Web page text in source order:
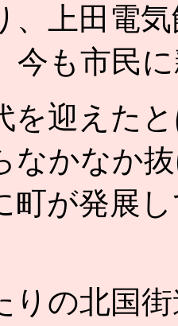
、上田電
今も市民
迎えた
なかなか
町が発展
の北国